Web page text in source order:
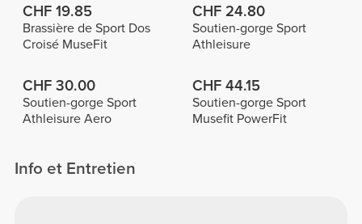
CHF 19.85
Brassière de Sport Dos
Croisé MuseFit
CHF 24.80
Soutien-gorge Sport
Athleisure
CHF 30.00
Soutien-gorge Sport
Athleisure Aero
CHF 44.15
Soutien-gorge Sport
Musefit PowerFit
Info et Entretien